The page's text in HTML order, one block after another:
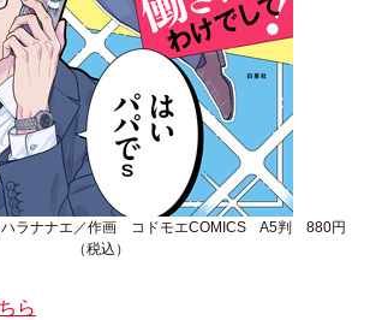
ラナナエ／作画 コドモエCOMICS A5判 880円
（税込）
ら